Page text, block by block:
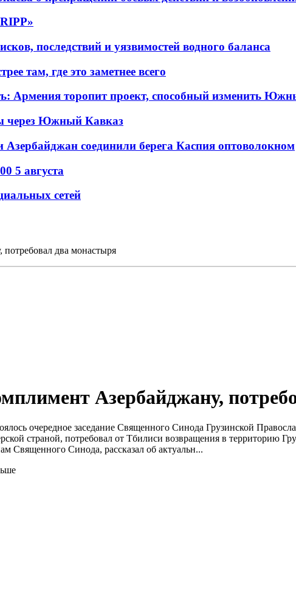
последствий и уязвимостей водного баланса
там, где это заметнее всего
Армения торопит проект, способный изменить
через Южный Кавказ
соединили берега Каспия оптоволокном
5 августа
сетей
два монастыря
Азербайджану,
очередное заседание Священного Синода Грузинской
страной, потребовал от Тбилиси возвращения в территорию
Священного Синода, рассказал об актуальн...